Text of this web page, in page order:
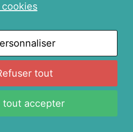
de confidentialité- Réalisation:
Definima
tout
tout accepter